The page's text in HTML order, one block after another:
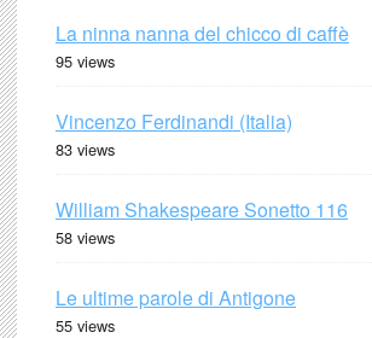
La ninna nanna del chicco di caffè
95 views
Vincenzo Ferdinandi (Italia)
83 views
William Shakespeare Sonetto 116
58 views
Le ultime parole di Antigone
55 views